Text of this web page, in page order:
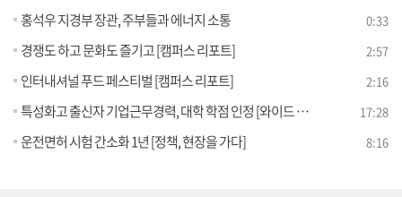
홍석우 지경부 장관, 주부들과 에너지 소통 0:33
경쟁도 하고 문화도 즐기고 [캠퍼스 리포트] 2:57
인터내셔널 푸드 페스티벌 [캠퍼스 리포트] 2:16
특성화고 출신자 기업근무경력, 대학 학점 인정 [와이드 인터뷰] 17:28
운전면허 시험 간소화 1년 [정책, 현장을 가다] 8:16